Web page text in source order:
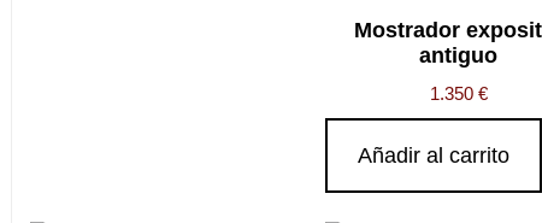
Mostrador
antiguo
1.350 €
Añadir al carrito